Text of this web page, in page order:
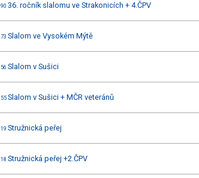
90 36. ročník slalomu ve Strakonicích + 4.ČPV
73 Slalom ve Vysokém Mýtě
56 Slalom v Sušici
55 Slalom v Sušici + MČR veteránů
19 Stružnická peřej
18 Stružnická peřej +2.ČPV